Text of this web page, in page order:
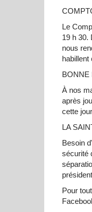
Le
19 h 30.
nous
habillent
BONNE
À nos
après
cette
LA
Besoin
sécurité
Pour